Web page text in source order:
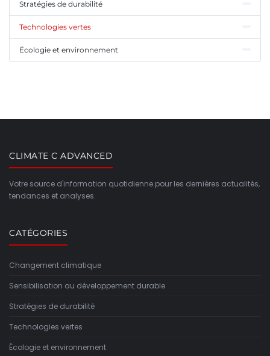
Stratégies de durabilité
Technologies vertes
Écologie et environnement
CLIMATE C ADVANCED
Votre source d'information quotidienne pour les dernières actualités,
tendances et analyses.
CATÉGORIES
Changement climatique
Sensibilisation au développement durable
Stratégies de durabilité
Technologies vertes
Écologie et environnement